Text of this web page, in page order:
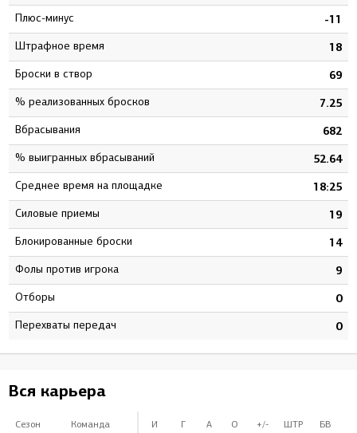
Плюс-минус -11
штрафное время 18
Броски в створ 69
% реализованных бросков 7.25
Вбрасывания 682
% выигранных вбрасываний 52.64
Среднее время на площадке 18:25
Силовые приемы 19
Блокированные броски 14
Фолы против игрока 9
Отборы 0
Перехваты передач 0
Вся карьера
Сезон Команда И Г А О +/- ШТР БВ